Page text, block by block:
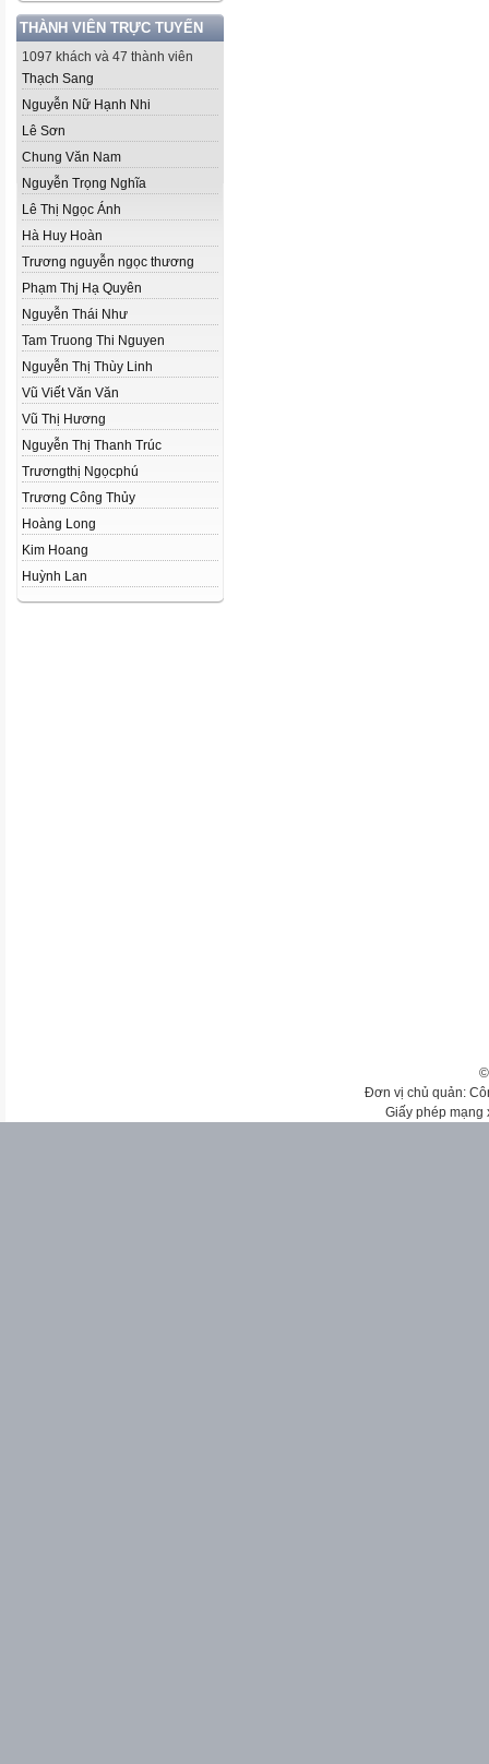
THÀNH VIÊN TRỰC TUYẾN
1097 khách và 47 thành viên
Thạch Sang
Nguyễn Nữ Hạnh Nhi
Lê Sơn
Chung Văn Nam
Nguyễn Trọng Nghĩa
Lê Thị Ngọc Ánh
Hà Huy Hoàn
Trương nguyễn ngọc thương
Phạm Thj Hạ Quyên
Nguyễn Thái Như
Tam Truong Thi Nguyen
Nguyễn Thị Thùy Linh
Vũ Viết Văn Văn
Vũ Thị Hương
Nguyễn Thị Thanh Trúc
Trươngthị Ngọcphú
Trương Công Thủy
Hoàng Long
Kim Hoang
Huỳnh Lan
Đơn vị chủ quản:
Giấy phép mạng